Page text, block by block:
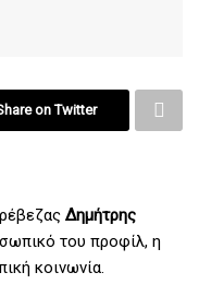
on Twitter
Δημήτρης
του προφίλ, η
κοινωνία.